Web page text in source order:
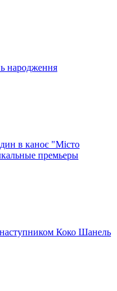
народження
в каноє "Місто
премьеры
Коко Шанель